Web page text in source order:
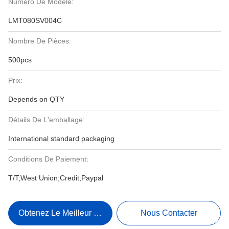
LMT080SV004C
Nombre De Pièces:
500pcs
Prix:
Depends on QTY
Détails De L'emballage:
International standard packaging
Conditions De Paiement:
T/T;West Union;Credit;Paypal
Obtenez Le Meilleur Prix Nous Contacter